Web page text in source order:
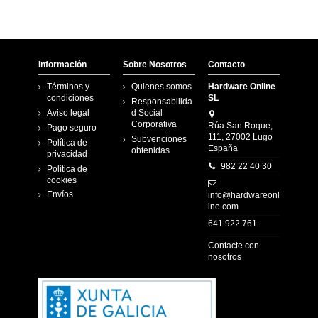
Información
Términos y
condiciones
Aviso legal
Pago seguro
Política de
privacidad
Política de
cookies
Envíos
Sobre Nosotros
Quienes somos
Responsabilida
d Social
Corporativa
Subvenciones
obtenidas
Contacto
Hardware Online
SL
Rúa San Roque,
111, 27002 Lugo
España
982 22 40 30
info@hardwareonl
ine.com
641.922.761
Contacte con
nosotros